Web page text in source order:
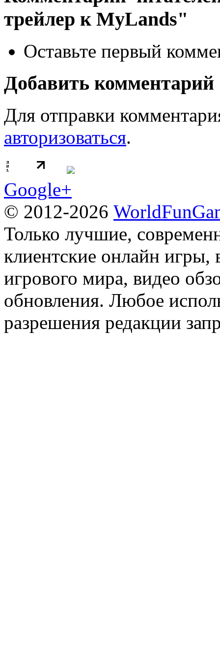
трейлер к MyLands"
Оставьте первый
Добавить комментарий
Для отправки
авторизоваться.
Google+
© 2012-2026
Только лучшие,
клиентские онлайн игры,
игрового мира, видео
обновления. Любое
разрешения редакции